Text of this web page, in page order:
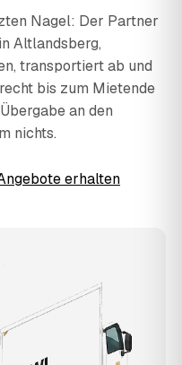
Nagel: Der Partner
Altlandsberg,
transportiert ab und
bis zum Mietende
an den
nichts.
erhalten